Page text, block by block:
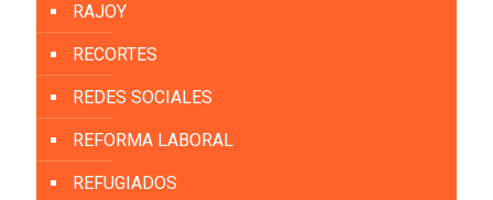
RAJOY
RECORTES
REDES SOCIALES
REFORMA LABORAL
REFUGIADOS